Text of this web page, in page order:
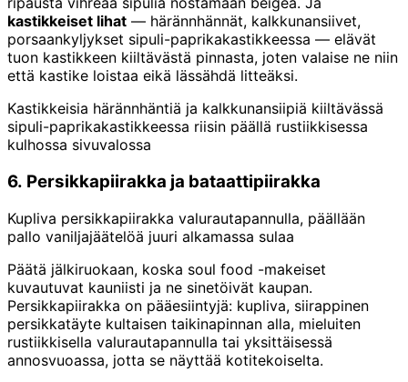
kastikkeiset lihat — härännhännät, kalkkunansiivet,
porsaankyljykset sipuli-paprikakastikkeessa — elävät
tuon kastikkeen kiiltävästä pinnasta, joten valaise ne niin
että kastike loistaa eikä lässähdä litteäksi.
Kastikkeisia härännhäntiä ja kalkkunansiipiä kiiltävässä
sipuli-paprikakastikkeessa riisin päällä rustiikkisessa
kulhossa sivuvalossa
6. Persikkapiirakka ja bataattipiirakka
Kupliva persikkapiirakka valurautapannulla, päällään
pallo vaniljajäätelöä juuri alkamassa sulaa
Päätä jälkiruokaan, koska soul food -makeiset
kuvautuvat kauniisti ja ne sinetöivät kaupan.
Persikkapiirakka on pääesiintyjä: kupliva, siirappinen
persikkatäyte kultaisen taikinapinnan alla, mieluiten
rustiikkisella valurautapannulla tai yksittäisessä
annosvuoassa, jotta se näyttää kotitekoiselta.